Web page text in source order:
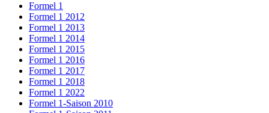
Formel 1
Formel 1 2012
Formel 1 2013
Formel 1 2014
Formel 1 2015
Formel 1 2016
Formel 1 2017
Formel 1 2018
Formel 1 2022
Formel 1-Saison 2010